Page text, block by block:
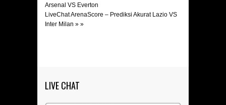
Arsenal VS Everton
LiveChat ArenaScore – Prediksi Akurat Lazio VS
Inter Milan » »
LIVE CHAT